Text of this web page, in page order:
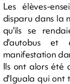
Les élèves-
disparu dans la
qu'ils se
d'autobus et
manifestation
Ils ont alors été
d'Iguala qui ont